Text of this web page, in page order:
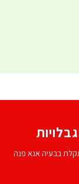
בבעיה אנא פנה